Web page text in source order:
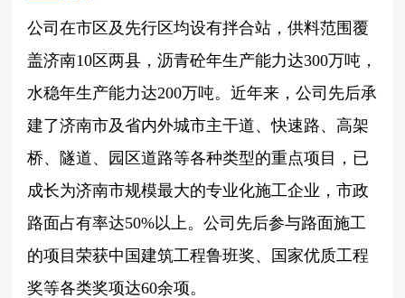
公司在市区及先行区均设有拌合站，供料范围覆
盖济南10区两县，沥青砼年生产能力达300万吨，
水稳年生产能力达200万吨。近年来，公司先后承
建了济南市及省内外城市主干道、快速路、高架
桥、隧道、园区道路等各种类型的重点项目，已
成长为济南市规模最大的专业化施工企业，市政
路面占有率达50%以上。公司先后参与路面施工
的项目荣获中国建筑工程鲁班奖、国家优质工程
奖等各类奖项达60余项。